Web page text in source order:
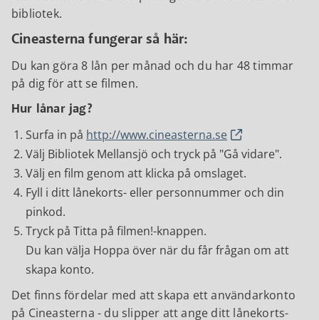
bibliotek.
Cineasterna fungerar så här:
Du kan göra 8 lån per månad och du har 48 timmar
på dig för att se filmen.
Hur lånar jag?
Surfa in på http://www.cineasterna.se
Välj Bibliotek Mellansjö och tryck på "Gå vidare".
Välj en film genom att klicka på omslaget.
Fyll i ditt lånekorts- eller personnummer och din
pinkod.
Tryck på Titta på filmen!-knappen.
Du kan välja Hoppa över när du får frågan om att
skapa konto.
Det finns fördelar med att skapa ett användarkonto
på Cineasterna - du slipper att ange ditt lånekorts-